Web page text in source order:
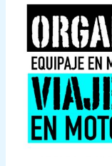
ARAFO
CARRETERA
MOTERA
FAMOSA
TENERIFE